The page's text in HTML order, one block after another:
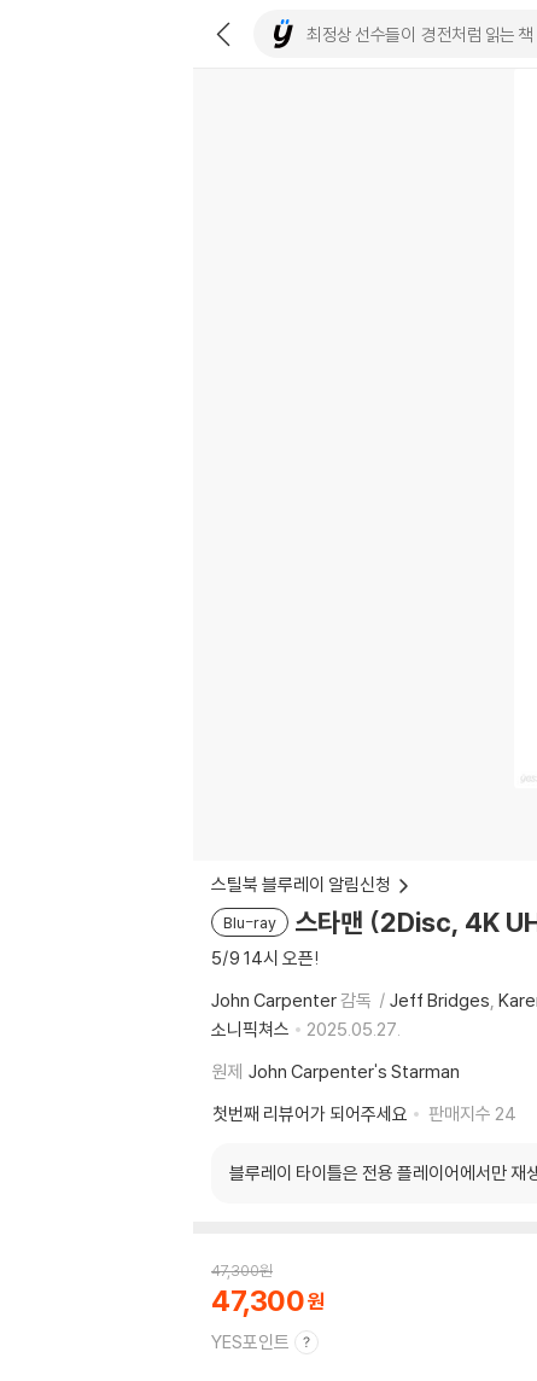
스틸북 블루레이 알림신청
Blu-ray 스타맨 (2Disc, 4K
5/9 14시 오픈!
John Carpenter감독 Jeff Bridges
소니픽쳐스
2025.05.27.
원제 John Carpenter's Starman
첫번째 리뷰어가 되어주세요
판매지수 24
블루레이 타이틀은 전용 플레이어에서만
47,300원
47,300
YES포인트